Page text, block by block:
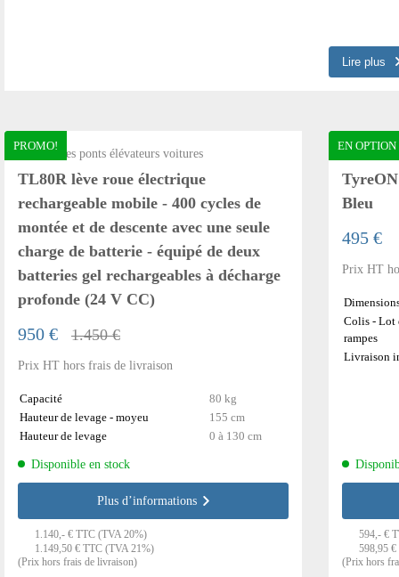
Lire plus
PROMO!
Accessoires ponts élévateurs voitures
TL80R lève roue électrique
rechargeable mobile - 400 cycles de
montée et de descente avec une seule
charge de batterie - équipé de deux
batteries gel rechargeables à décharge
profonde (24 V CC)
950 € 1.450 €
Prix HT hors frais de livraison
Capacité
80 kg
Hauteur de levage - moyeu
155 cm
Hauteur de levage
0 à 130 cm
Disponible en stock
Plus d’informations
1.140,- € TTC (TVA 20%)
1.149,50 € TTC (TVA 21%)
(Prix hors frais de livraison)
EN OPTION
Bleu
495 €
Prix HT
Colis - Lot
rampes
Livraison
594,- €
598,95
(Prix hors